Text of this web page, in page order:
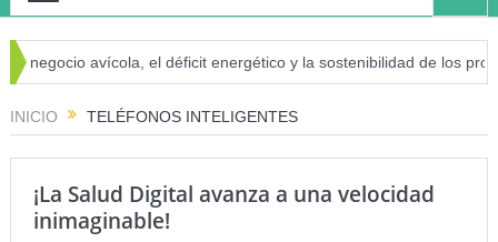
negocio avícola, el déficit energético y la sostenibilidad de los
INICIO TELÉFONOS INTELIGENTES
¡La Salud Digital avanza a una velocidad
inimaginable!